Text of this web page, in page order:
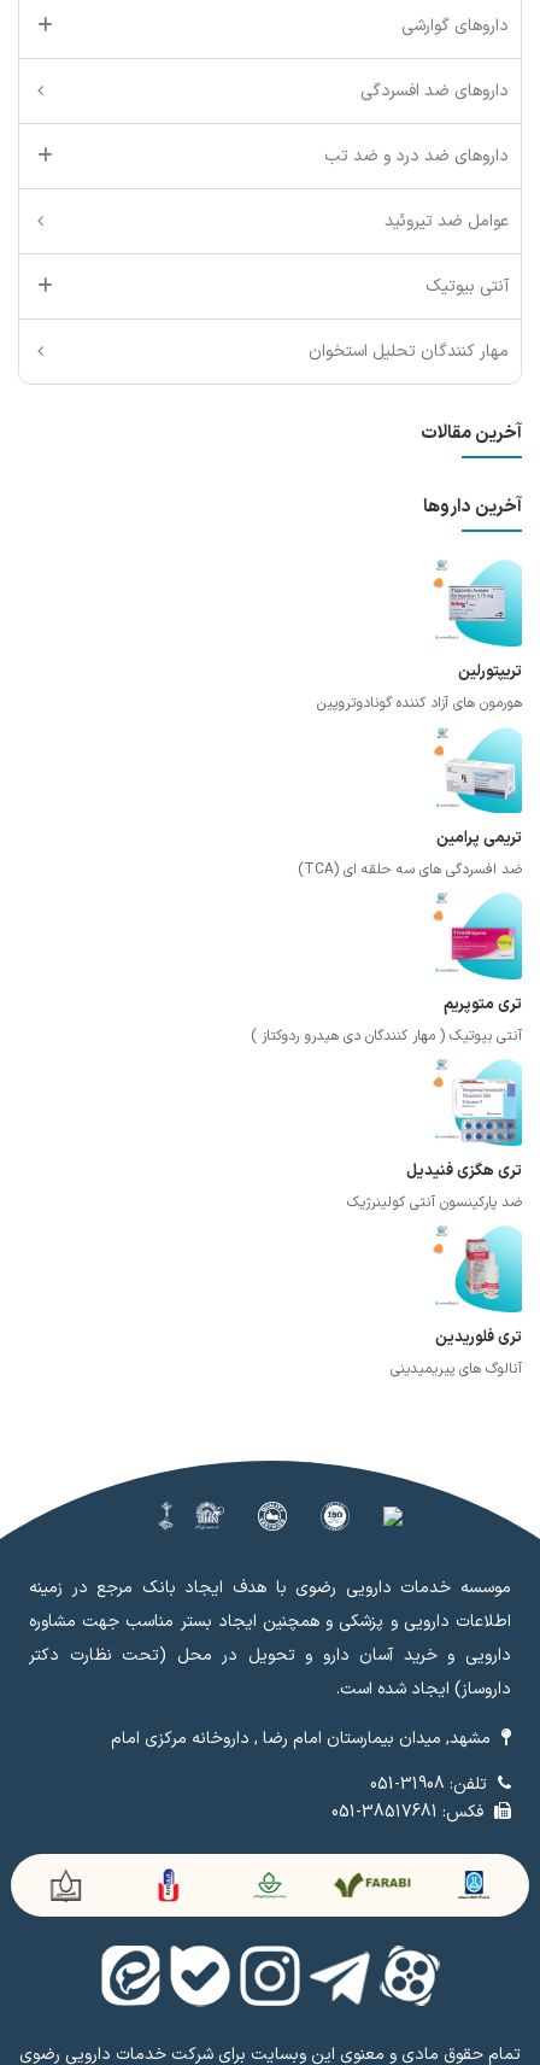
داروهای گوارشی
داروهای ضد افسردگی
داروهای ضد درد و ضد تب
عوامل ضد تیروئید
آنتی بیوتیک
مهار کنندگان تحلیل استخوان
آخرین مقالات
آخرین داروها
تریپتورلین
هورمون های آزاد کننده گونادوتروپین
تریمی پرامین
ضد افسردگی های سه حلقه ای (TCA)
تری متوپریم
آنتی بیوتیک ( مهار کنندگان دی هیدرو ردوکتاز )
تری هگزی فنیدیل
ضد پارکینسون آنتی کولینرژیک
تری فلوریدین
آنالوگ های پیریمیدینی
موسسه خدمات دارویی رضوی با هدف ایجاد بانک مرجع در زمینه
اطلاعات دارویی و پزشکی و همچنین ایجاد بستر مناسب جهت مشاوره
دارویی و خرید آسان دارو و تحویل در محل (تحت نظارت دکتر
داروساز) ایجاد شده است.
مشهد, میدان بیمارستان امام رضا , داروخانه مرکزی امام
تلفن: 31908-051
فکس: 38517681-051
تمام حقوق مادی و معنوی این وبسایت برای شرکت خدمات دارویی رضوی